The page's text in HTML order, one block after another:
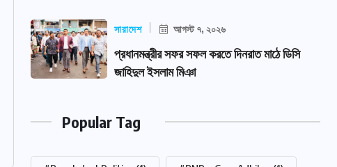
সারাদেশ আগস্ট ৭, ২০২৬
প্রধানমন্ত্রীর সফর সফল করতে দিনরাত মাঠে ডিসি
জাহিদুল ইসলাম মিঞা
Popular Tag